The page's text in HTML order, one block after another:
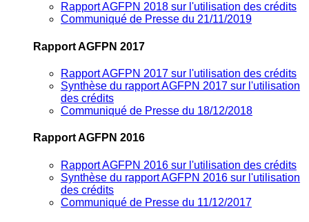
Rapport AGFPN 2018 sur l'utilisation des crédits
Communiqué de Presse du 21/11/2019
Rapport AGFPN 2017
Rapport AGFPN 2017 sur l'utilisation des crédits
Synthèse du rapport AGFPN 2017 sur l'utilisation
des crédits
Communiqué de Presse du 18/12/2018
Rapport AGFPN 2016
Rapport AGFPN 2016 sur l'utilisation des crédits
Synthèse du rapport AGFPN 2016 sur l'utilisation
des crédits
Communiqué de Presse du 11/12/2017